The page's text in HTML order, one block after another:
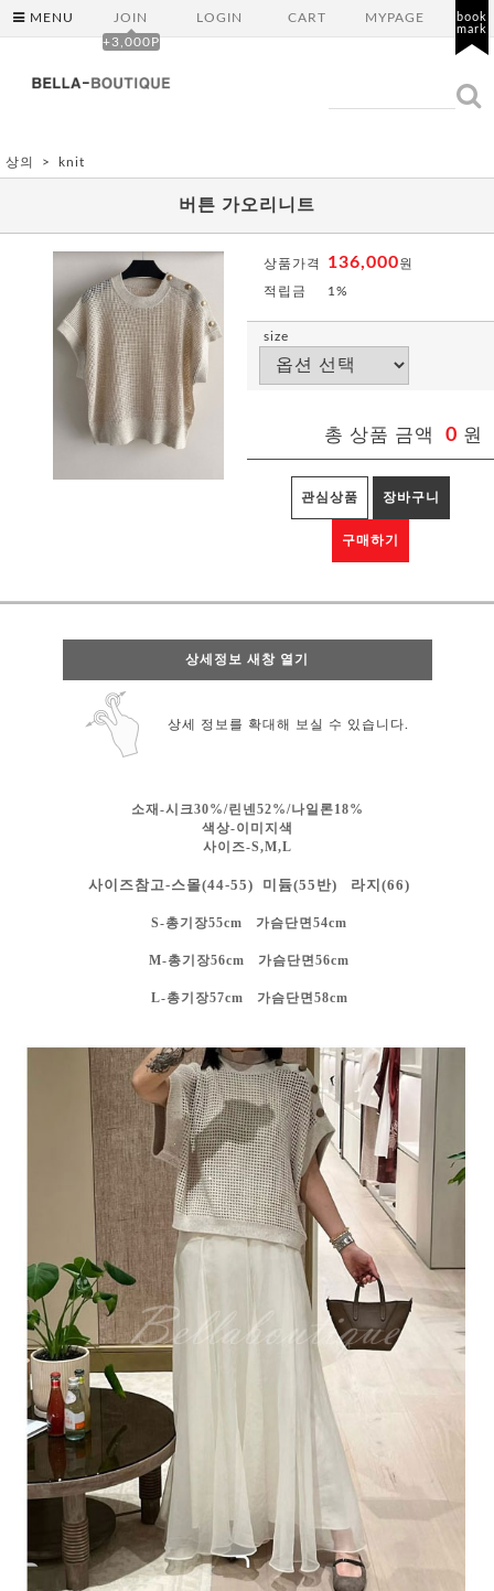
MENU
JOIN
+3,000P
LOGIN CART MYPAGE
book
mark
상의 knit
버튼 가오리니트
상품가격 136,000원
적립금 1%
size
총 상품 금액 0 원
관심상품 장바구니
구매하기
상세정보 새창 열기
상세 정보를 확대해 보실 수 있습니다.
소재-시크30%/린넨52%/나일론18%
색상-이미지색
사이즈-S,M,L
사이즈참고-스몰(44-55) 미듐(55반) 라지(66)
S-총기장55cm 가슴단면54cm
M-총기장56cm 가슴단면56cm
L-총기장57cm 가슴단면58cm